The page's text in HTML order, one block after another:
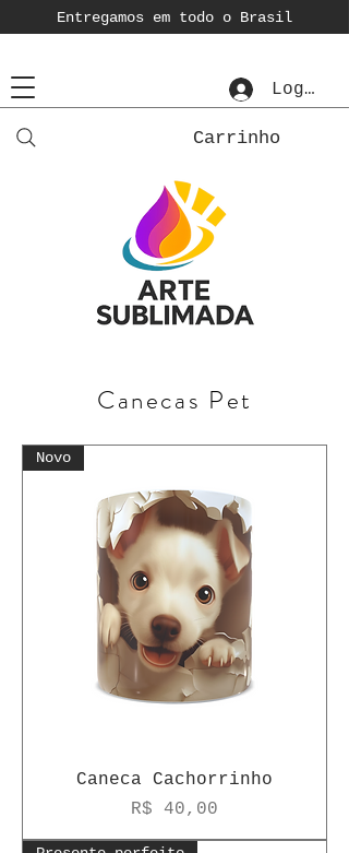
Entregamos em todo o Brasil
Login
Carrinho
Canecas Pet
Novo
Caneca Cachorrinho
Preço
R$ 40,00